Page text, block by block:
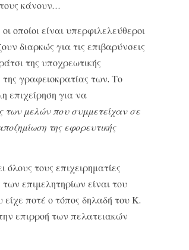
κάνουν…
οποίοι είναι υπερφιλελεύθεροι
διαρκώς για τις επιβαρύνσεις
της υποχρεωτικής
γραφειοκρατίας των. Το
επιχείρηση για να
των μελών που συμμετείχαν σε
της εφορευτικής
τους επιχειρηματίες
επιμελητηρίων είναι του
ποτέ ο τόπος δηλαδή του Κ.
επιρροή των πελατειακών